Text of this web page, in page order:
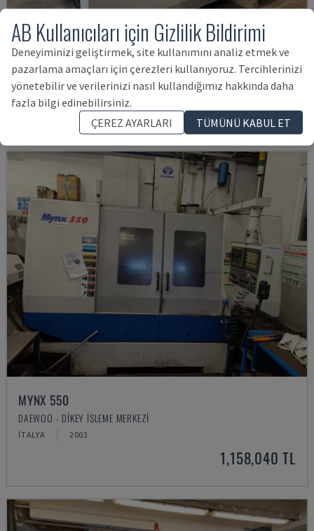
U5-1530
SPINNER - DIKEY İŞLEME MERKEZI
ALMANYA 2021 6.000 SAAT
7,995,994 TL
MYNX 550
DAEWOO - DIKEY İŞLEME MERKEZI
İTALYA 2003
1,158,040 TL
AB Kullanıcıları için Gizlilik Bildirimi
Deneyiminizi geliştirmek, site kullanımını analiz etmek ve
pazarlama amaçları için çerezleri kullanıyoruz. Tercihlerinizi
yönetebilir ve verilerinizi nasıl kullandığımız hakkında daha
fazla bilgi edinebilirsiniz.
ÇEREZ AYARLARI
TÜMÜNÜ KABUL ET